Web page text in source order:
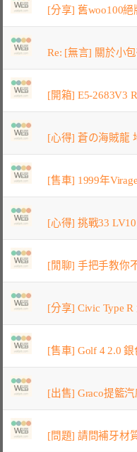
[分享] 舊woo100絕
Re: [無言] 關於小
[開箱] E5-2683V3
[心得] 蒼の海賊龍
[售車] 1999年
[心得] 挑戰33
[閒聊] 手把手教你
[分享] Civic Type
[售車] Golf 4 2.0 銀
[出售] Graco提籃
[問題] 請問補牙材